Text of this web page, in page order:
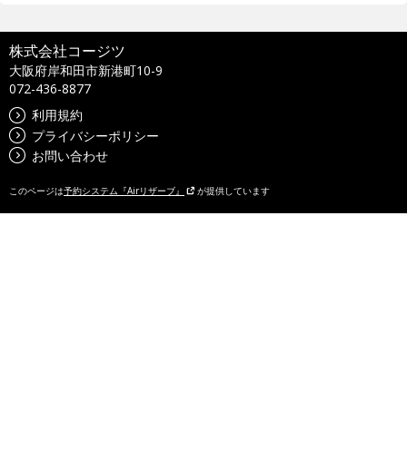
株式会社コージツ
大阪府岸和田市新港町10-9
072-436-8877
利用規約
プライバシーポリシー
お問い合わせ
このページは予約システム『Airリザーブ』 が提供しています